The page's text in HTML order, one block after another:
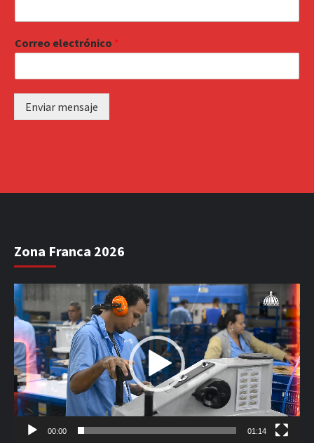
Correo electrónico *
Enviar mensaje
Zona Franca 2026
Reproductor
de
vídeo
00:00 01:14